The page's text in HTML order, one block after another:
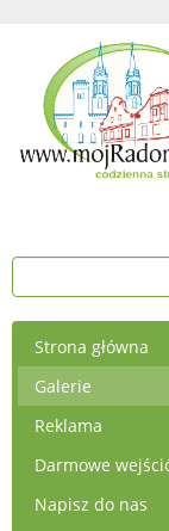
Strona główna
Galerie
Reklama
Darmowe
Napisz do nas